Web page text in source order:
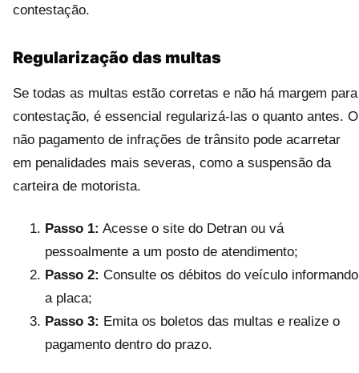
contestação.
Regularização das multas
Se todas as multas estão corretas e não há margem para
contestação, é essencial regularizá-las o quanto antes. O
não pagamento de infrações de trânsito pode acarretar
em penalidades mais severas, como a suspensão da
carteira de motorista.
Passo 1: Acesse o site do Detran ou vá
pessoalmente a um posto de atendimento;
Passo 2: Consulte os débitos do veículo informando
a placa;
Passo 3: Emita os boletos das multas e realize o
pagamento dentro do prazo.